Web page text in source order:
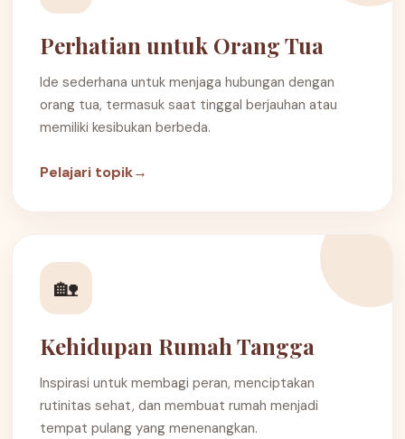
Perhatian untuk Orang Tua
Ide sederhana untuk menjaga hubungan dengan
orang tua, termasuk saat tinggal berjauhan atau
memiliki kesibukan berbeda.
Pelajari topik→
🏡
Kehidupan Rumah Tangga
Inspirasi untuk membagi peran, menciptakan
rutinitas sehat, dan membuat rumah menjadi
tempat pulang yang menenangkan.